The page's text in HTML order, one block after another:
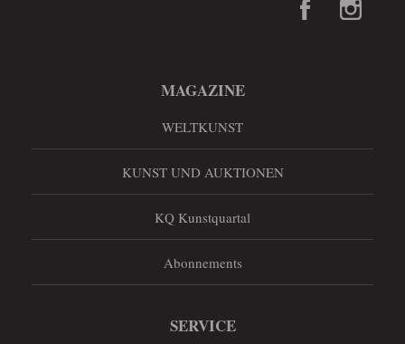
MAGAZINE
WELTKUNST
KUNST UND AUKTIONEN
KQ Kunstquartal
Abonnements
SERVICE